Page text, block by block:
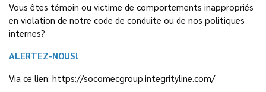
Vous êtes témoin ou victime de comportements inappropriés
en violation de notre code de conduite ou de nos politiques
internes?
ALERTEZ-NOUS!
Via ce lien: https://socomecgroup.integrityline.com/